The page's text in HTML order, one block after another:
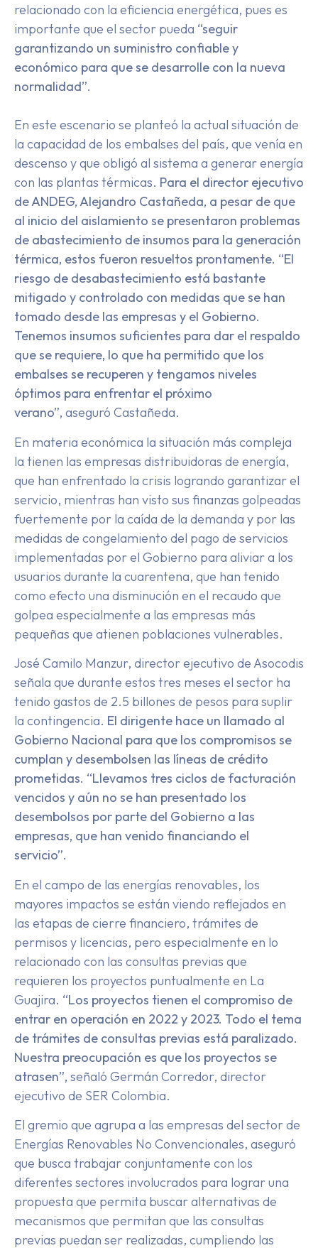
relacionado con la eficiencia energética, pues es
importante que el sector pueda “seguir
garantizando un suministro confiable y
económico para que se desarrolle con la nueva
normalidad”.
En este escenario se planteó la actual situación de
la capacidad de los embalses del país, que venía en
descenso y que obligó al sistema a generar energía
con las plantas térmicas. Para el director ejecutivo
de ANDEG, Alejandro Castañeda, a pesar de que
al inicio del aislamiento se presentaron problemas
de abastecimiento de insumos para la generación
térmica, estos fueron resueltos prontamente. “El
riesgo de desabastecimiento está bastante
mitigado y controlado con medidas que se han
tomado desde las empresas y el Gobierno.
Tenemos insumos suficientes para dar el respaldo
que se requiere, lo que ha permitido que los
embalses se recuperen y tengamos niveles
óptimos para enfrentar el próximo
verano”, aseguró Castañeda.
En materia económica la situación más compleja
la tienen las empresas distribuidoras de energía,
que han enfrentado la crisis logrando garantizar el
servicio, mientras han visto sus finanzas golpeadas
fuertemente por la caída de la demanda y por las
medidas de congelamiento del pago de servicios
implementadas por el Gobierno para aliviar a los
usuarios durante la cuarentena, que han tenido
como efecto una disminución en el recaudo que
golpea especialmente a las empresas más
pequeñas que atienen poblaciones vulnerables.
José Camilo Manzur, director ejecutivo de Asocodis
señala que durante estos tres meses el sector ha
tenido gastos de 2.5 billones de pesos para suplir
la contingencia. El dirigente hace un llamado al
Gobierno Nacional para que los compromisos se
cumplan y desembolsen las líneas de crédito
prometidas. “Llevamos tres ciclos de facturación
vencidos y aún no se han presentado los
desembolsos por parte del Gobierno a las
empresas, que han venido financiando el
servicio”.
En el campo de las energías renovables, los
mayores impactos se están viendo reflejados en
las etapas de cierre financiero, trámites de
permisos y licencias, pero especialmente en lo
relacionado con las consultas previas que
requieren los proyectos puntualmente en La
Guajira. “Los proyectos tienen el compromiso de
entrar en operación en 2022 y 2023. Todo el tema
de trámites de consultas previas está paralizado.
Nuestra preocupación es que los proyectos se
atrasen”, señaló Germán Corredor, director
ejecutivo de SER Colombia.
El gremio que agrupa a las empresas del sector de
Energías Renovables No Convencionales, aseguró
que busca trabajar conjuntamente con los
diferentes sectores involucrados para lograr una
propuesta que permita buscar alternativas de
mecanismos que permitan que las consultas
previas puedan ser realizadas, cumpliendo las